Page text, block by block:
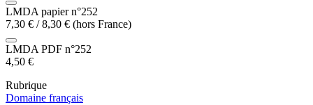
LMDA papier n°252
7,30 € /8,30 € (hors France)
LMDA PDF n°252
4,50 €
Rubrique
Domaine français